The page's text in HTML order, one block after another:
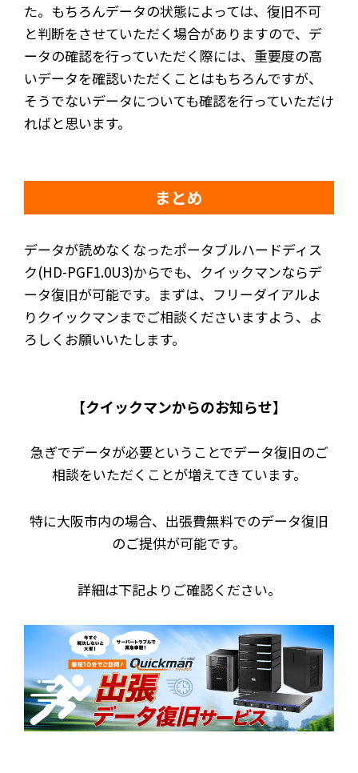
た。もちろんデータの状態によっては、復旧不可
と判断をさせていただく場合がありますので、デ
ータの確認を行っていただく際には、重要度の高
いデータを確認いただくことはもちろんですが、
そうでないデータについても確認を行っていただけ
ればと思います。
まとめ
データが読めなくなったポータブルハードディス
ク(HD-PGF1.0U3)からでも、クイックマンならデ
ータ復旧が可能です。まずは、フリーダイアルよ
りクイックマンまでご相談くださいますよう、よ
ろしくお願いいたします。
【クイックマンからのお知らせ】
急ぎでデータが必要ということでデータ復旧のご
相談をいただくことが増えてきています。
特に大阪市内の場合、出張費無料でのデータ復旧
のご提供が可能です。
詳細は下記よりご確認ください。